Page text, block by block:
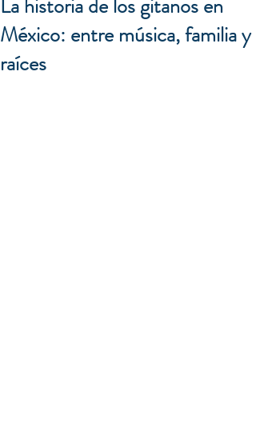
La historia de los gitanos en
México: entre música, familia y
raíces